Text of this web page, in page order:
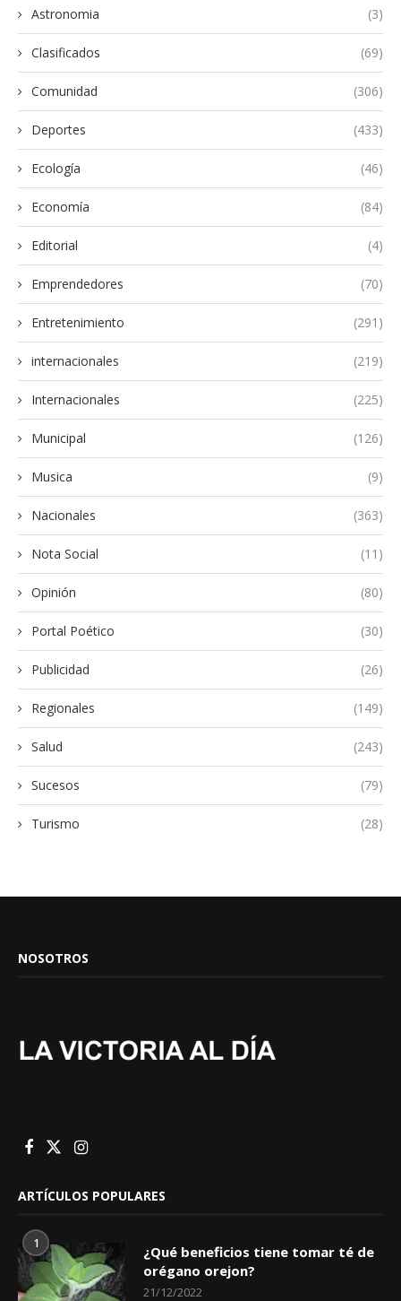
Astronomia (3)
Clasificados (69)
Comunidad (306)
Deportes (433)
Ecología (46)
Economía (84)
Editorial (4)
Emprendedores (70)
Entretenimiento (291)
internacionales (219)
Internacionales (225)
Municipal (126)
Musica (9)
Nacionales (363)
Nota Social (11)
Opinión (80)
Portal Poético (30)
Publicidad (26)
Regionales (149)
Salud (243)
Sucesos (79)
Turismo (28)
NOSOTROS
ARTÍCULOS POPULARES
1
¿Qué beneficios tiene tomar té de
orégano orejon?
21/12/2022